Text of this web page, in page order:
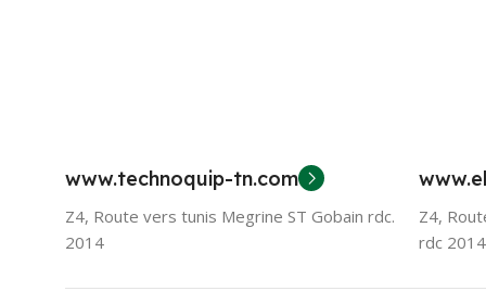
www.technoquip-tn.com
Z4, Route vers tunis Megrine ST Gobain rdc.
2014
Z4,
rdc 2014